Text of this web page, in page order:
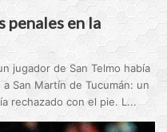
penales en la
jugador de San Telmo había
San Martín de Tucumán: un
rechazado con el pie. L...